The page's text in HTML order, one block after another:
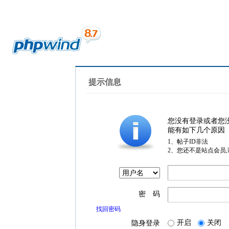
提示信息
您没有登录或者您
能有如下几个原因
1、帖子ID非法
2、您还不是站点会员
密 码
找回密码
隐身登录 开启 关闭